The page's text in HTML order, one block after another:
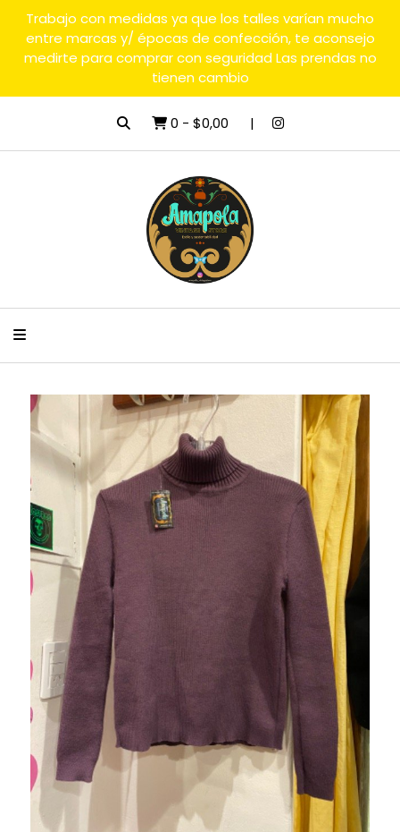
Trabajo con medidas ya que los talles varían mucho
entre marcas y/ épocas de confección, te aconsejo
medirte para comprar con seguridad Las prendas no
tienen cambio
0 - $0,00